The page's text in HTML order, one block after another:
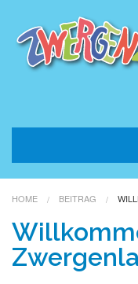
Home
Konzept
Kontakt
HOME BEITRAG